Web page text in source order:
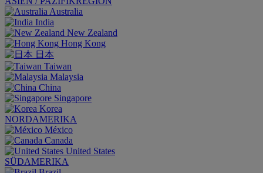
Australia
India
New Zealand
Hong Kong
日本
Taiwan
Malaysia
China
Singapore
Korea
NORDAMERIKA
México
Canada
United States
SÜDAMERIKA